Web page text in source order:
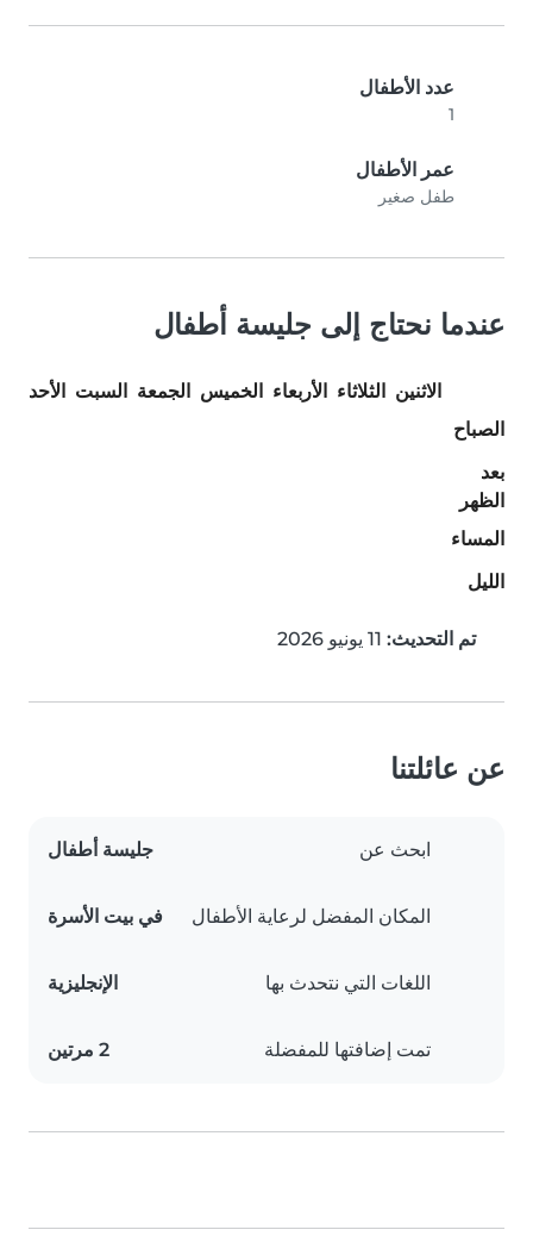
عدد الأطفال
1
عمر الأطفال
طفل صغير
عندما نحتاج إلى جليسة أطفال
الاثنين الثلاثاء الأربعاء الخميس الجمعة السبت
الأحد
الصباح
بعد
الظهر
المساء
الليل
تم التحديث:
عن عائلتنا
ابحث عن جليسة أطفال
المكان المفضل لرعاية الأطفال في بيت الأسرة
اللغات التي نتحدث بها الإنجليزية
تمت إضافتها للمفضلة 2 مرتين